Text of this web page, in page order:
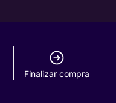
Finalizar compra